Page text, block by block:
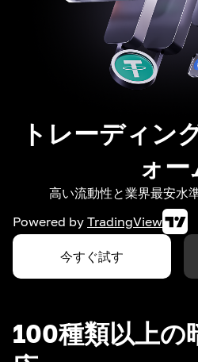
トレーディン
ォー
高い流動性と業界最安水
Powered by TradingView
今すぐ試す
100種類以上の